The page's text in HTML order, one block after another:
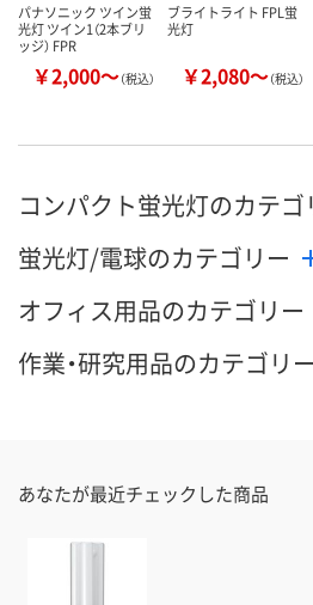
パナソニック ツイン蛍
光灯 ツイン1（2本ブリ
ッジ） FPR
￥2,000～（税込）
ブライトライト FPL蛍
光灯
￥2,080～（税込）
コンパクト蛍光灯のカテゴ
蛍光灯/電球のカテゴリー
オフィス用品のカテゴリー
作業・研究用品のカテゴリー
あなたが最近チェックした商品